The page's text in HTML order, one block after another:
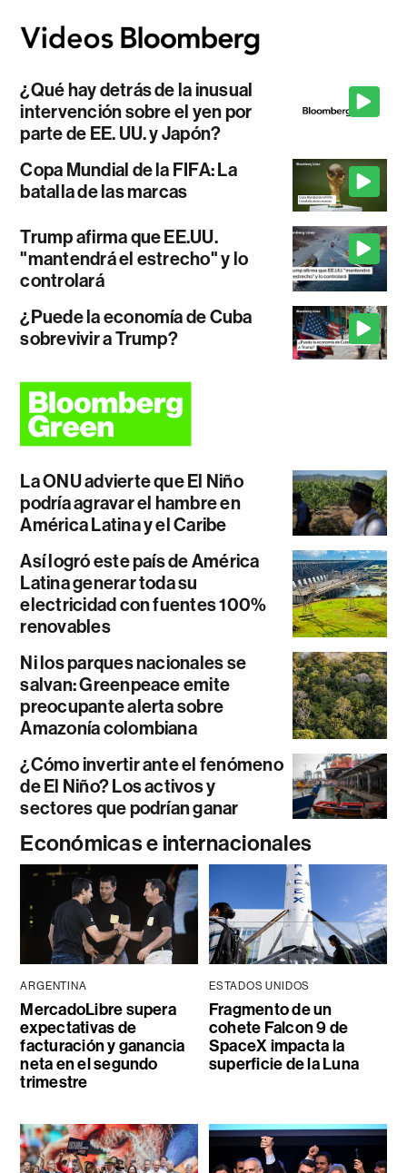
¿Qué hay detrás de la inusual
intervención sobre el yen por
parte de EE. UU. y Japón?
Copa Mundial de la FIFA: La
batalla de las marcas
Trump afirma que EE.UU.
"mantendrá el estrecho" y lo
controlará
¿Puede la economía de Cuba
sobrevivir a Trump?
La ONU advierte que El Niño
podría agravar el hambre en
América Latina y el Caribe
Así logró este país de América
Latina generar toda su
electricidad con fuentes 100%
renovables
Ni los parques nacionales se
salvan: Greenpeace emite
preocupante alerta sobre
Amazonía colombiana
¿Cómo invertir ante el fenómeno
de El Niño? Los activos y
sectores que podrían ganar
Económicas e internacionales
ARGENTINA
MercadoLibre supera
expectativas de
facturación y ganancia
neta en el segundo
trimestre
ESTADOS UNIDOS
Fragmento de un
cohete Falcon 9 de
SpaceX impacta la
superficie de la Luna